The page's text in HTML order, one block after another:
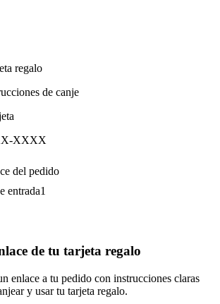
regalo
de canje
XXXX
del pedido
entrada1
de tu tarjeta regalo
enlace a tu pedido con instrucciones claras
y usar tu tarjeta regalo.